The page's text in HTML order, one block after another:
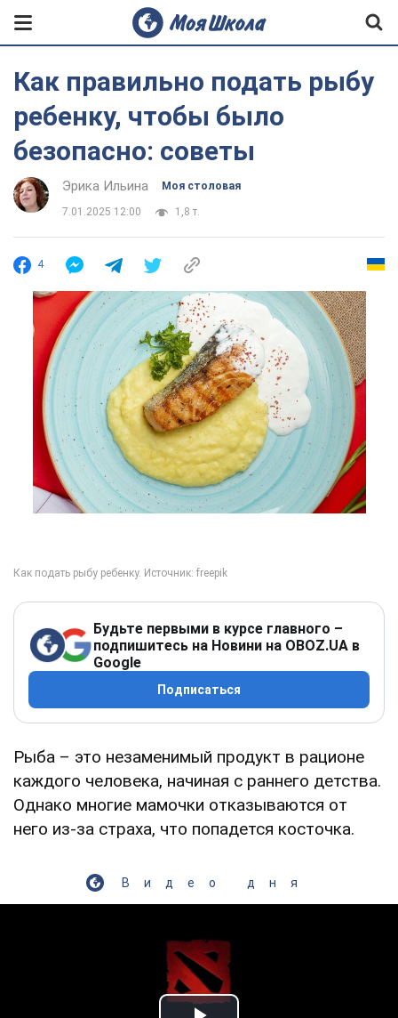
Как правильно подать рыбу
ребенку, чтобы было
безопасно: советы
Эрика Ильина Моя столовая
7.01.2025 12:00 1,8 т.
4
Будьте первыми в курсе главного –
подпишитесь на Новини на OBOZ.UA в
Google
Подписаться
Рыба – это незаменимый продукт в рационе
каждого человека, начиная с раннего детства.
Однако многие мамочки отказываются от
него из-за страха, что попадется косточка.
Видео дня